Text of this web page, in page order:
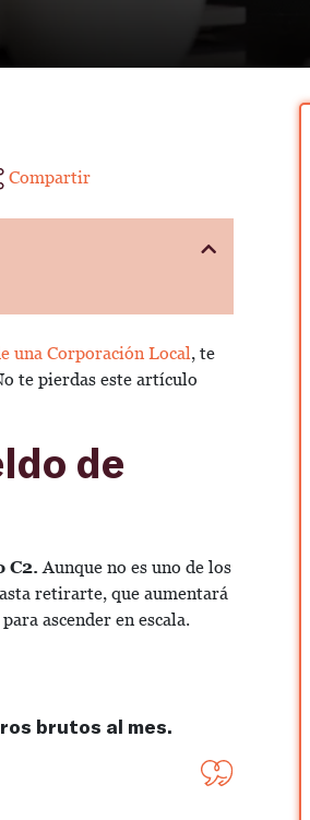
Compartir
una Corporación Local, te
te pierdas este artículo
de
C2.Aunque no es uno de los
retirarte, que aumentará
para ascender en escala.
brutos al mes.